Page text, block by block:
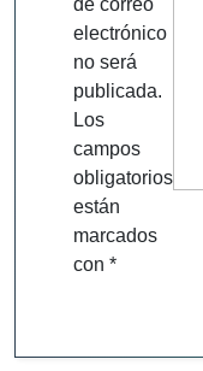
electrónico
no será
publicada.
Los
campos
obligatorios
están
marcados
con *